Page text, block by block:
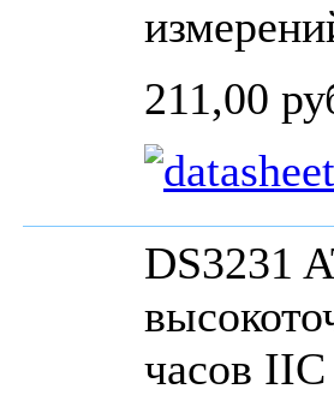
211,00
DS3231
часов IIC